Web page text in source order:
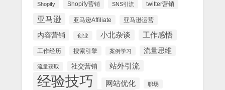
Shopify Shopify营销 SNS引流 twitter营销
亚马逊 亚马逊Affiliate 亚马逊运营
内容营销 创业 小北杂谈 工作感悟
工作经历 搜索引擎 案例学习 流量思维
流量获取 社交营销 站外引流
经验技巧 网站优化 职场